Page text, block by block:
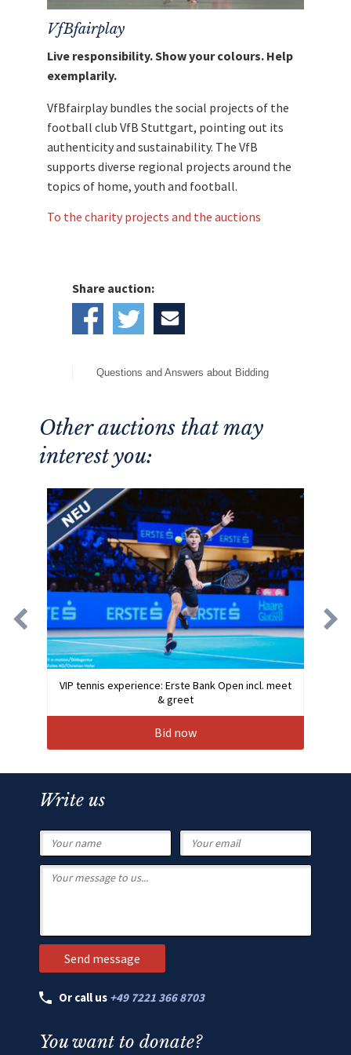
Matchvorbereitetes „Brust raus für Inklusion“-
Sondertrikot des VfB Stuttgart von Ozan
Kosten, anVfB fairplayweiter.
VfBfairplay
Live responsibility. Show your colours. Help
exemplarily.
VfBfairplay bundles the social projects of the
football club VfB Stuttgart, pointing out its
authenticity and sustainability. The VfB
supports diverse regional projects around the
topics of home, youth and football.
To the charity projects and the auctions
Share auction:
Questions and Answers about Bidding
Other auctions that may
interest you:
VIP tennis experience: Erste Bank Open incl. meet
& greet
Bid now
Write us
Or call us +49 7221 366 8703
You want to donate?